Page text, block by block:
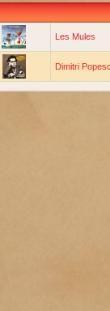
Les Mules
Dimitri